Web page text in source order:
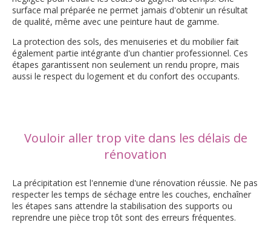
surface mal préparée ne permet jamais d'obtenir un résultat
de qualité, même avec une peinture haut de gamme.
La protection des sols, des menuiseries et du mobilier fait
également partie intégrante d'un chantier professionnel. Ces
étapes garantissent non seulement un rendu propre, mais
aussi le respect du logement et du confort des occupants.
Vouloir aller trop vite dans les délais de
rénovation
La précipitation est l'ennemie d'une rénovation réussie. Ne pas
respecter les temps de séchage entre les couches, enchaîner
les étapes sans attendre la stabilisation des supports ou
reprendre une pièce trop tôt sont des erreurs fréquentes.